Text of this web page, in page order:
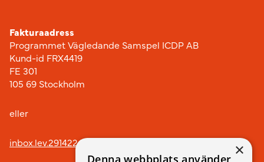
Fakturaadress
Programmet Vägledande Samspel ICDP AB
Kund-id FRX4419
FE 301
105 69 Stockholm
eller
inbox.lev.291422@arkivplats.se ×
Denna webbplats använder